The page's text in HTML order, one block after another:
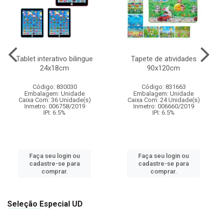
Tablet interativo bilingue
24x18cm
Código: 830030
Embalagem: Unidade
Caixa Com: 36 Unidade(s)
Inmetro: 006758/2019
IPI: 6.5%
Faça seu login ou
cadastre-se para
comprar.
Tapete de atividades
90x120cm
Código: 831663
Embalagem: Unidade
Caixa Com: 24 Unidade(s)
Inmetro: 006660/2019
IPI: 6.5%
Faça seu login ou
cadastre-se para
comprar.
Seleção Especial UD